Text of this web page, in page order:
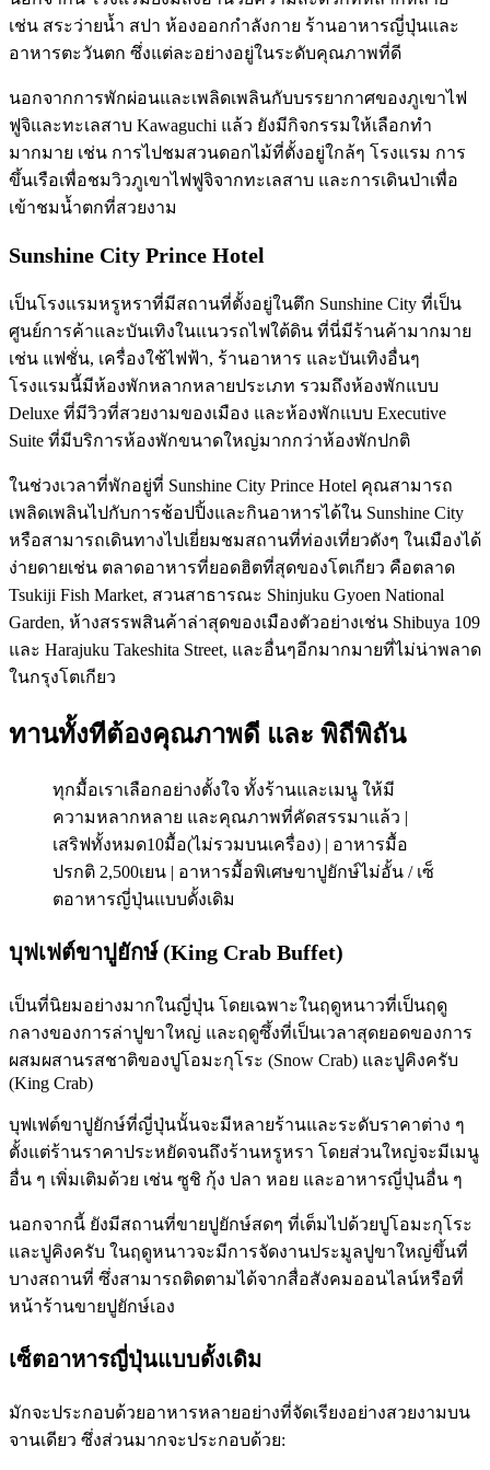
เช่น สระว่ายน้ำ สปา ห้องออกกำลังกาย ร้านอาหารญี่ปุ่นและ
อาหารตะวันตก ซึ่งแต่ละอย่างอยู่ในระดับคุณภาพที่ดี
นอกจากการพักผ่อนและเพลิดเพลินกับบรรยากาศของภูเขาไฟ
ฟูจิและทะเลสาบ Kawaguchi แล้ว ยังมีกิจกรรมให้เลือกทำ
มากมาย เช่น การไปชมสวนดอกไม้ที่ตั้งอยู่ใกล้ๆ โรงแรม การ
ขึ้นเรือเพื่อชมวิวภูเขาไฟฟูจิจากทะเลสาบ และการเดินป่าเพื่อ
เข้าชมน้ำตกที่สวยงาม
Sunshine City Prince Hotel
เป็นโรงแรมหรูหราที่มีสถานที่ตั้งอยู่ในตึก Sunshine City ที่เป็น
ศูนย์การค้าและบันเทิงในแนวรถไฟใต้ดิน ที่นี่มีร้านค้ามากมาย
เช่น แฟชั่น, เครื่องใช้ไฟฟ้า, ร้านอาหาร และบันเทิงอื่นๆ
โรงแรมนี้มีห้องพักหลากหลายประเภท รวมถึงห้องพักแบบ
Deluxe ที่มีวิวที่สวยงามของเมือง และห้องพักแบบ Executive
Suite ที่มีบริการห้องพักขนาดใหญ่มากกว่าห้องพักปกติ
ในช่วงเวลาที่พักอยู่ที่ Sunshine City Prince Hotel คุณสามารถ
เพลิดเพลินไปกับการช้อปปิ้งและกินอาหารได้ใน Sunshine City
หรือสามารถเดินทางไปเยี่ยมชมสถานที่ท่องเที่ยวดังๆ ในเมืองได้
ง่ายดายเช่น ตลาดอาหารที่ยอดฮิตที่สุดของโตเกียว คือตลาด
Tsukiji Fish Market, สวนสาธารณะ Shinjuku Gyoen National
Garden, ห้างสรรพสินค้าล่าสุดของเมืองตัวอย่างเช่น Shibuya 109
และ Harajuku Takeshita Street, และอื่นๆอีกมากมายที่ไม่น่าพลาด
ในกรุงโตเกียว
ทานทั้งทีต้องคุณภาพดี และ พิถีพิถัน
ทุกมื้อเราเลือกอย่างตั้งใจ ทั้งร้านและเมนู ให้มี
ความหลากหลาย และคุณภาพที่คัดสรรมาแล้ว |
เสริฟทั้งหมด10มื้อ(ไม่รวมบนเครื่อง) | อาหารมื้อ
ปรกติ 2,500เยน | อาหารมื้อพิเศษขาปูยักษ์ไม่อั้น / เซ็
ตอาหารญี่ปุ่นแบบดั้งเดิม
บุฟเฟต์ขาปูยักษ์ (King Crab Buffet)
เป็นที่นิยมอย่างมากในญี่ปุ่น โดยเฉพาะในฤดูหนาวที่เป็นฤดู
กลางของการล่าปูขาใหญ่ และฤดูซึ้งที่เป็นเวลาสุดยอดของการ
ผสมผสานรสชาติของปูโอมะกุโระ (Snow Crab) และปูคิงครับ
(King Crab)
บุฟเฟต์ขาปูยักษ์ที่ญี่ปุ่นนั้นจะมีหลายร้านและระดับราคาต่าง ๆ
ตั้งแต่ร้านราคาประหยัดจนถึงร้านหรูหรา โดยส่วนใหญ่จะมีเมนู
อื่น ๆ เพิ่มเติมด้วย เช่น ซูชิ กุ้ง ปลา หอย และอาหารญี่ปุ่นอื่น ๆ
นอกจากนี้ ยังมีสถานที่ขายปูยักษ์สดๆ ที่เต็มไปด้วยปูโอมะกุโระ
และปูคิงครับ ในฤดูหนาวจะมีการจัดงานประมูลปูขาใหญ่ขึ้นที่
บางสถานที่ ซึ่งสามารถติดตามได้จากสื่อสังคมออนไลน์หรือที่
หน้าร้านขายปูยักษ์เอง
เซ็ตอาหารญี่ปุ่นแบบดั้งเดิม
มักจะประกอบด้วยอาหารหลายอย่างที่จัดเรียงอย่างสวยงามบน
จานเดียว ซึ่งส่วนมากจะประกอบด้วย: